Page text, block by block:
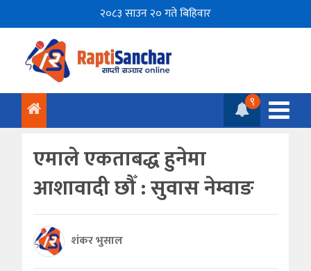
२०८३ साउन २० गते बिहिवार
९
एमाले एकताबद्ध हुनेमा
आशावादी छौँ : सुवास नेम्वाङ
शंकर भुसाल